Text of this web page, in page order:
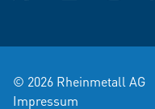
© 2026 Rheinmetall AG
Impressum